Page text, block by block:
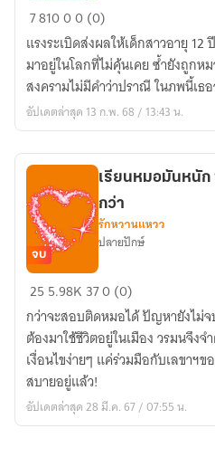
นู
781000 (0)
แรงระเบิดส่งผลให้เด็กสาวอายุ
มาอยู่ในโลกที่ไม่คุ้นเคย ซ้ำยังถูกห
สงครามไม่มีคำว่าปราณี ในภพนี้เธอ
อัปเดตล่าสุด 13 ก.พ. 68 / 13:43 น.
เรียน
หมอ
มัน
หนัก
พัก
มา
เรียน
จบ
เรียนหมอมันหนัก
กว่า
รักหวานแหวว
ปลายปักษ์
25 5.98K 370 (0)
กว่าจะสอบติดหมอได้ ปัญหายังไม่
ต้องมาใช้ชีวิตอยู่ในเมือง วรมนจึง
เงื่อนไขง่ายๆ แค่ร่วมมือกับเลขาฯ
สบายอยู่แล้ว!
อัปเดตล่าสุด 28 มี.ค. 67 / 07:55 น.